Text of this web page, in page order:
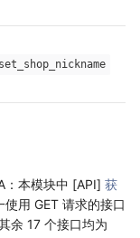
：本模块中 [API] 获
使用 GET 请求的接口
余 17 个接口均为